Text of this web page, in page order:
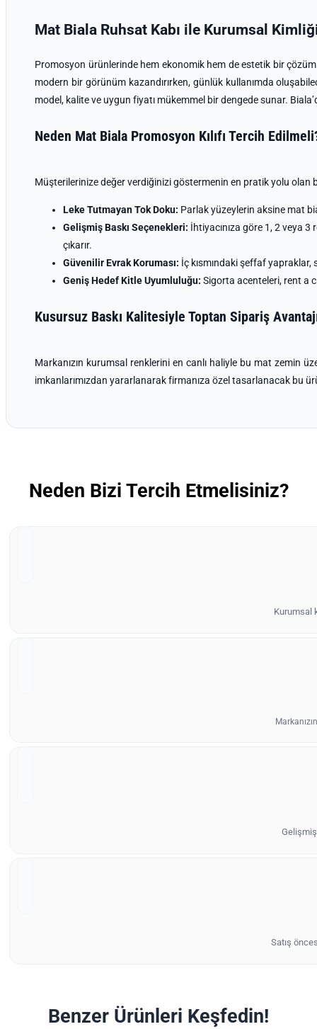
Mat Biala Ruhsat Kabı ile Kurumsal
Promosyon ürünlerinde hem ekonomik hem de estetik bir
modern bir görünüm kazandırırken, günlük kullanımda
model, kalite ve uygun fiyatı mükemmel bir dengede sunar.
Neden Mat Biala Promosyon Kılıfı Tercih
Müşterilerinize değer verdiğinizi göstermenin en pratik yolu olan
Leke Tutmayan Tok Doku: Parlak yüzeylerin aksine mat
Gelişmiş Baskı Seçenekleri: İhtiyacınıza göre 1, 2 veya
çıkarır.
Güvenilir Evrak Koruması: İç kısmındaki şeffaf yapraklar,
Geniş Hedef Kitle Uyumluluğu: Sigorta acenteleri, rent a
Kusursuz Baskı Kalitesiyle Toptan Sipariş
Markanızın kurumsal renklerini en canlı haliyle bu mat zemin
imkanlarımızdan yararlanarak firmanıza özel tasarlanacak bu
Neden Bizi Tercih Etmelisiniz?
Kurumsal
Gelişmiş
Satış
Benzer Ürünleri Keşfedin!